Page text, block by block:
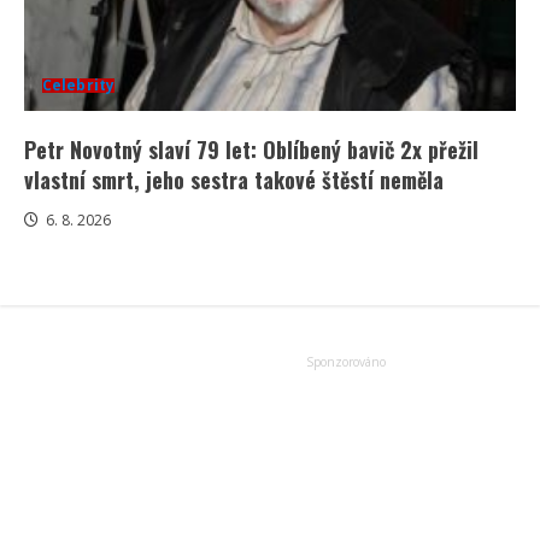
Celebrity
Petr Novotný slaví 79 let: Oblíbený bavič 2x přežil
vlastní smrt, jeho sestra takové štěstí neměla
6. 8. 2026